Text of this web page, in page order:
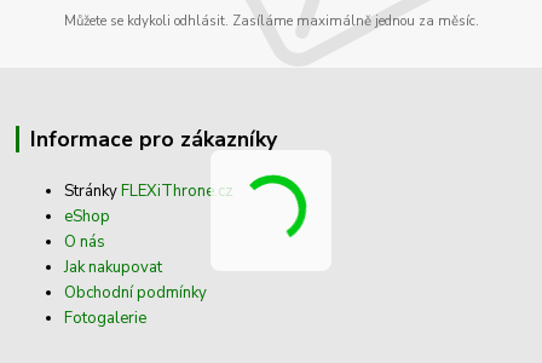
Můžete se kdykoli odhlásit. Zasíláme maximálně jednou za měsíc.
Informace pro zákazníky
StránkyFLEXiThrone.cz
eShop
O nás
Jak nakupovat
Obchodní podmínky
Fotogalerie